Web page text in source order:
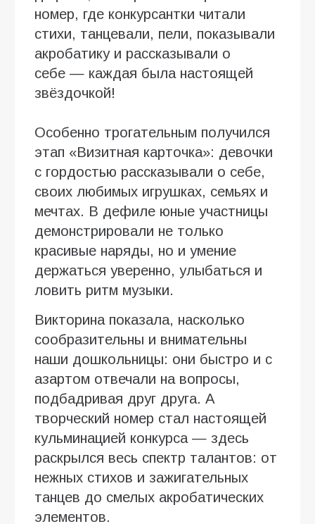
номер, где конкурсантки читали
стихи, танцевали, пели, показывали
акробатику и рассказывали о
себе — каждая была настоящей
звёздочкой!
Особенно трогательным получился
этап «Визитная карточка»: девочки
с гордостью рассказывали о себе,
своих любимых игрушках, семьях и
мечтах. В дефиле юные участницы
демонстрировали не только
красивые наряды, но и умение
держаться уверенно, улыбаться и
ловить ритм музыки.
Викторина показала, насколько
сообразительны и внимательны
наши дошкольницы: они быстро и с
азартом отвечали на вопросы,
подбадривая друг друга. А
творческий номер стал настоящей
кульминацией конкурса — здесь
раскрылся весь спектр талантов: от
нежных стихов и зажигательных
танцев до смелых акробатических
элементов.